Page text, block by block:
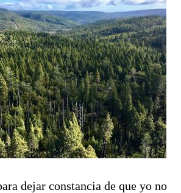
dejar constancia de que yo no